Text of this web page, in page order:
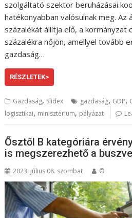
szolgáltató szektor beruházásai
hatékonyabban valósulnak meg. Az
százalékát állítja elő, a kormányzat
százalékra nőjön, amellyel tovább
gazdaság…
RÉSZLETEK>
Gazdaság, Slidex gazdaság, GDP,
logisztikai, minisztérium, pályázat
Ősztől B kategóriára
is megszerezhető a
2023. július 08. szombat ©